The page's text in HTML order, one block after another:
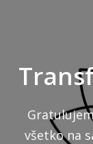
všetko na